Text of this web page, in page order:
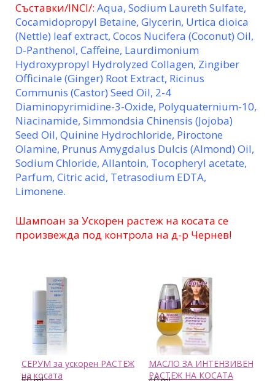
Съставки/INCI/: Aqua, Sodium Laureth Sulfate,
Cocamidopropyl Betaine, Glycerin, Urtica dioica
(Nettle) leaf extract, Cocos Nucifera (Coconut) Oil,
D-Panthenol, Caffeine, Laurdimonium
Hydroxypropyl Hydrolyzed Collagen, Zingiber
Officinale (Ginger) Root Extract, Ricinus
Communis (Castor) Seed Oil, 2-4
Diaminopyrimidine-3-Oxide, Polyquaternium-10,
Niacinamide, Simmondsia Chinensis (Jojoba)
Seed Oil, Quinine Hydrochloride, Piroctone
Olamine, Prunus Amygdalus Dulcis (Almond) Oil,
Sodium Chloride, Allantoin, Tocopheryl acetate,
Parfum, Citric acid, Tetrasodium EDTA,
Limonene.
Шампоан за Ускорен растеж на косата се
произвежда под контрола на д-р Чернев!
СЕРУМ за ускорен РАСТЕЖ
на косата
МАСЛО ЗА ИНТЕНЗИВЕН
РАСТЕЖ НА КОСАТА